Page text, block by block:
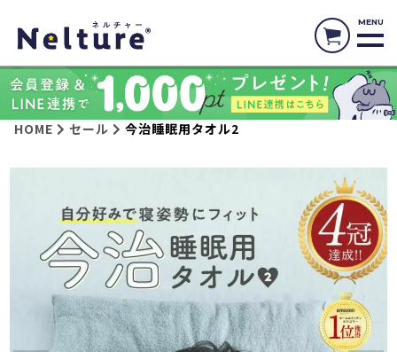
MENU
HOME セール 今治睡眠用タオル2